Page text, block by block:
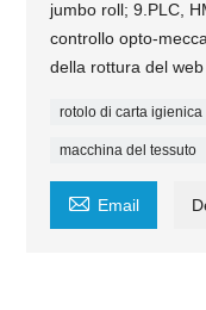
jumbo roll; 9.PLC,
controllo opto-
della rottura del
rotolo di carta igienica
macchina del tessuto
 Email